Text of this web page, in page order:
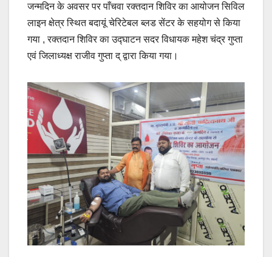
जन्मदिन के अवसर पर पाँचवा रक्तदान शिविर का आयोजन सिविल
लाइन क्षेत्र स्थित बदायूं चेरिटेबल ब्लड सेंटर के सहयोग से किया
गया , रक्तदान शिविर का उद्घाटन सदर विधायक महेश चंद्र गुप्ता
एवं जिलाध्यक्ष राजीव गुप्ता द् द्वारा किया गया।